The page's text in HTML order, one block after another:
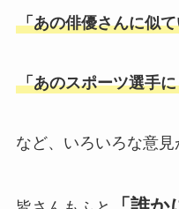
「あの俳優さんに似
「あのスポーツ選手
など、いろいろな意見